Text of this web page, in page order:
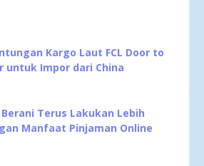
Kargo Laut FCL Door to
untuk Impor dari China
Berani Terus Lakukan Lebih
Manfaat Pinjaman Online